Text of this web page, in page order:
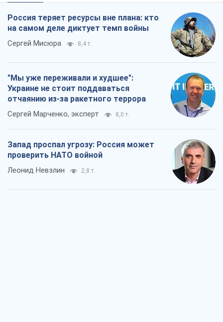
Россия теряет ресурсы вне плана: кто
на самом деле диктует темп войны
Сергей Мисюра 8,4 т.
"Мы уже переживали и худшее":
Украине не стоит поддаваться
отчаянию из-за ракетного террора
Сергей Марченко, эксперт 8,0 т.
Запад проспал угрозу: Россия может
проверить НАТО войной
Леонид Невзлин 2,8 т.